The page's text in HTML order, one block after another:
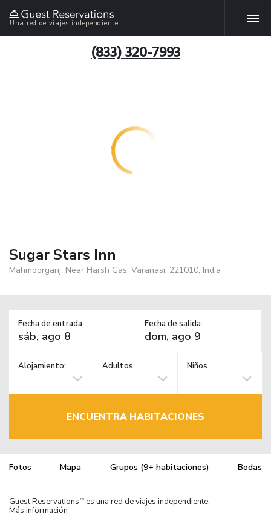
Una red de viajes independiente
(833) 320-7993
Sugar Stars Inn
Mahmoorganj. Near Harsh Gas, Varanasi, 221010, India
Fecha de entrada: Fecha de salida:
Alojamiento: Adultos Niños
ENCUENTRA HABITACIONES
Fotos Mapa Grupos (9+ habitaciones) Bodas
Guest Reservations TM
es una red de viajes independiente.
Más información